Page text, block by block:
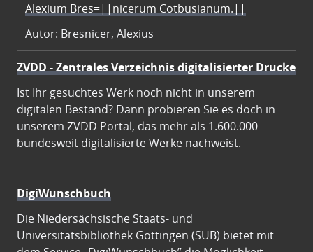
Alexium Bres=||nicerum Cotbusianum.||
Autor: Bresnicer, Alexius
ZVDD - Zentrales Verzeichnis digitalisierter Drucke
Ist Ihr gesuchtes Werk noch nicht in unserem
digitalen Bestand? Dann probieren Sie es doch in
unserem ZVDD Portal, das mehr als 1.600.000
bundesweit digitalisierte Werke nachweist.
DigiWunschbuch
Die Niedersächsische Staats- und
Universitätsbibliothek Göttingen (SUB) bietet mit